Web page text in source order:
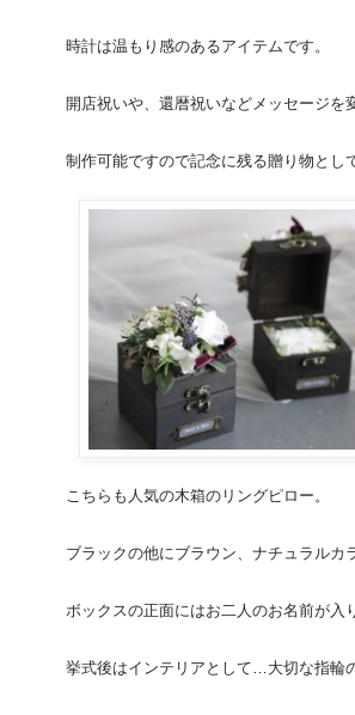
時計は温もり感のあるアイテムです。
開店祝いや、還暦祝いなどメッセージを
制作可能ですので記念に残る贈り物とし
こちらも人気の木箱のリングピロー。
ブラックの他にブラウン、ナチュラルカ
ボックスの正面にはお二人のお名前が入
挙式後はインテリアとして…大切な指輪